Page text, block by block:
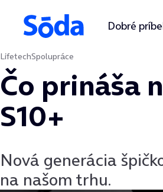
Preskočiť na obsah
Dobré
LifetechSpolupráce
Čo prináša
S10+
Nová generácia
na našom trhu.